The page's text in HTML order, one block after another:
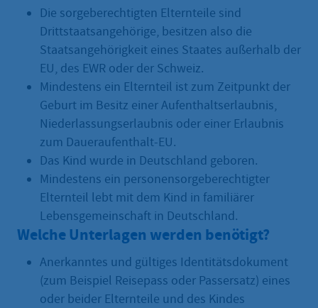
Die sorgeberechtigten Elternteile sind
Drittstaatsangehörige, besitzen also die
Staatsangehörigkeit eines Staates außerhalb der
EU, des EWR oder der Schweiz.
Mindestens ein Elternteil ist zum Zeitpunkt der
Geburt im Besitz einer Aufenthaltserlaubnis,
Niederlassungserlaubnis oder einer Erlaubnis
zum Daueraufenthalt-EU.
Das Kind wurde in Deutschland geboren.
Mindestens ein personensorgeberechtigter
Elternteil lebt mit dem Kind in familiärer
Lebensgemeinschaft in Deutschland.
Welche Unterlagen werden benötigt?
Anerkanntes und gültiges Identitätsdokument
(zum Beispiel Reisepass oder Passersatz) eines
oder beider Elternteile und des Kindes